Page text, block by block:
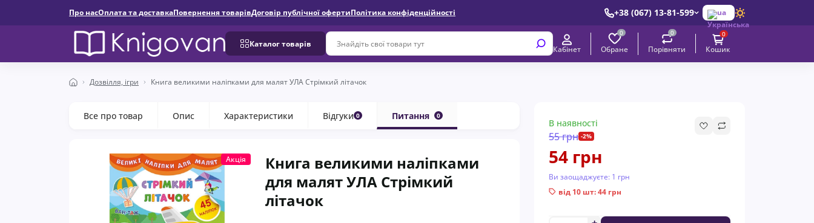
Про насОплата та доставкаПовернення товарівДоговір публічної офертиПолітика конфіденційності +38 (067) 13-81-599 ua
Каталог товарів
Кабінет
0
Обране
0
Порівняти
0
Кошик
Дозвілля, ігри Книга великими наліпками для малят УЛА Стрімкий літачок
Все про товар Опис Характеристики Відгуки 0 Питання 0
Акція
Книга великими наліпками
для малят УЛА Стрімкий
літачок
В наявності
55 грн -2%
54 грн
Ви заощаджуєте: 1 грн
від 10 шт: 44 грн